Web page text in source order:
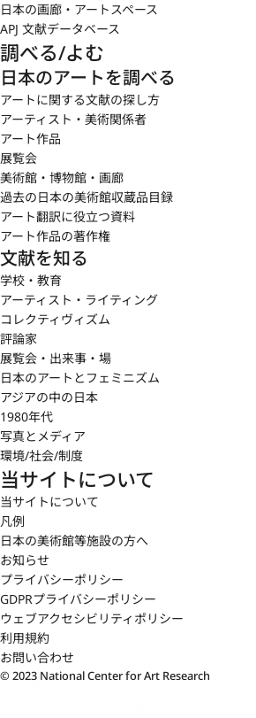
日本の画廊・アートスペース
APJ 文献データベース
調べる/よむ
日本のアートを調べる
アートに関する文献の探し方
アーティスト・美術関係者
アート作品
展覧会
美術館・博物館・画廊
過去の日本の美術館収蔵品目録
アート翻訳に役立つ資料
アート作品の著作権
文献を知る
学校・教育
アーティスト・ライティング
コレクティヴィズム
評論家
展覧会・出来事・場
日本のアートとフェミニズム
アジアの中の日本
1980年代
写真とメディア
環境/社会/制度
当サイトについて
当サイトについて
凡例
日本の美術館等施設の方へ
お知らせ
プライバシーポリシー
GDPRプライバシーポリシー
ウェブアクセシビリティポリシー
利用規約
お問い合わせ
© 2023 National Center for Art Research